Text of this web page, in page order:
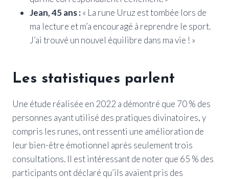
Jean, 45 ans :« La rune Uruz est tombée lors de
ma lecture et m’a encouragé à reprendre le sport.
J’ai trouvé un nouvel équilibre dans ma vie ! »
Les statistiques parlent
Une étude réalisée en 2022 a démontré que 70 % des
personnes ayant utilisé des pratiques divinatoires, y
compris les runes, ont ressenti une amélioration de
leur bien-être émotionnel après seulement trois
consultations. Il est intéressant de noter que 65 % des
participants ont déclaré qu’ils avaient pris des